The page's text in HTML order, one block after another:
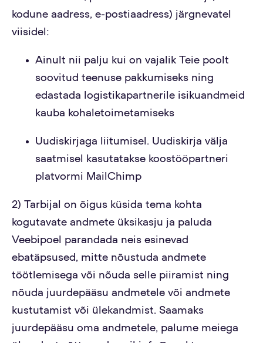
kodune aadress, e-postiaadress) järgnevatel
viisidel:
Ainult nii palju kui on vajalik Teie poolt
soovitud teenuse pakkumiseks ning
edastada logistikapartnerile isikuandmeid
kauba kohaletoimetamiseks
Uudiskirjaga liitumisel. Uudiskirja välja
saatmisel kasutatakse koostööpartneri
platvormi MailChimp
2) Tarbijal on õigus küsida tema kohta
kogutavate andmete üksikasju ja paluda
Veebipoel parandada neis esinevad
ebatäpsused, mitte nõustuda andmete
töötlemisega või nõuda selle piiramist ning
nõuda juurdepääsu andmetele või andmete
kustutamist või ülekandmist. Saamaks
juurdepääsu oma andmetele, palume meiega